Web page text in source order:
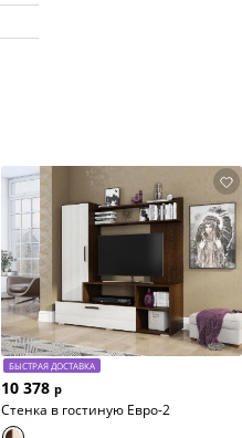
БЫСТРАЯ ДОСТАВКА
10 378 р
Стенка в гостиную Евро-2